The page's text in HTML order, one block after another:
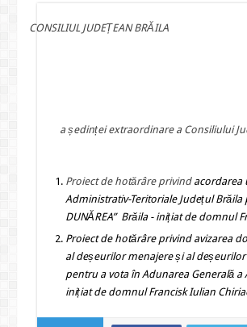
CONSILIUL JUDEȚEAN BRĂILA
a ședinței extraordinare a Consiliului
Proiect de hotărâre privind acordarea
Administrativ-Teritoriale Județul
DUNĂREA” Brăila - inițiat de domnul
Proiect de hotărâre privind avizarea
al deșeurilor menajere și al
pentru a vota în Adunarea Generală
inițiat de domnul Francisk Iulian